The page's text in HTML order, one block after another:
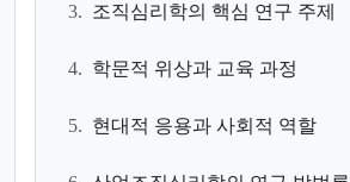
3. 조직심리학의 핵심 연구 주제
4. 학문적 위상과 교육 과정
5. 현대적 응용과 사회적 역할